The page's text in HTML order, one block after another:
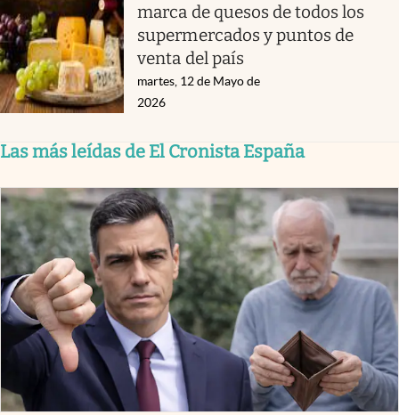
marca de quesos de todos los
supermercados y puntos de
venta del país
martes, 12 de Mayo de
2026
Las más leídas de El Cronista España